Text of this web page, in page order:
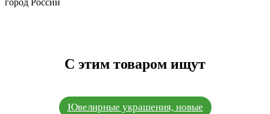
город России
С этим товаром ищут
Ювелирные украшения, новые